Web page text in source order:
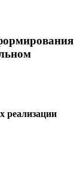
реализации